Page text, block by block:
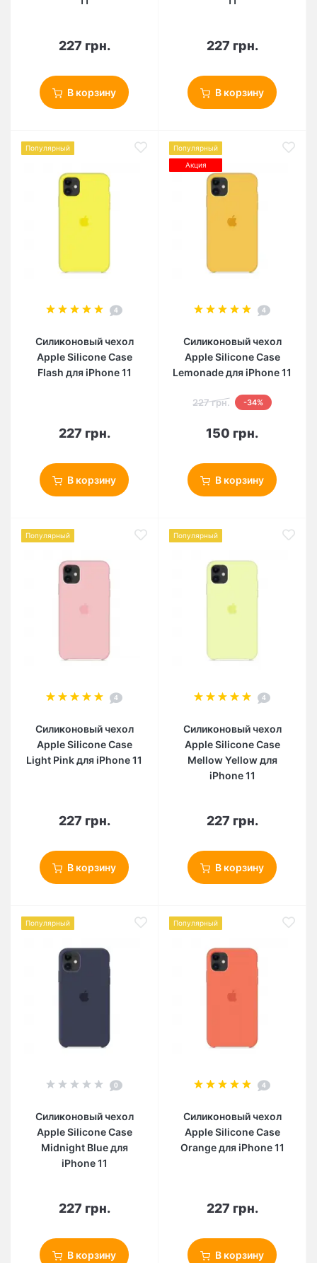
227 грн.
В корзину
227 грн.
В корзину
Популярный
4
Силиконовый чехол
Apple Silicone Case
Flash для iPhone 11
227 грн.
В корзину
Популярный
Акция
4
Силиконовый чехол
Apple Silicone Case
Lemonade для iPhone 11
227 грн. -34%
150 грн.
В корзину
Популярный
4
Силиконовый чехол
Apple Silicone Case
Light Pink для iPhone 11
227 грн.
В корзину
Популярный
4
Силиконовый чехол
Apple Silicone Case
Mellow Yellow для
iPhone 11
227 грн.
В корзину
Популярный
0
Силиконовый чехол
Apple Silicone Case
Midnight Blue для
iPhone 11
227 грн.
В корзину
Популярный
4
Силиконовый чехол
Apple Silicone Case
Orange для iPhone 11
227 грн.
В корзину